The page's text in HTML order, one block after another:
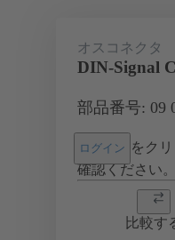
オスコネクタ
DIN-Signal
部品番号: 09
ログイン をク
確認ください。
比較す